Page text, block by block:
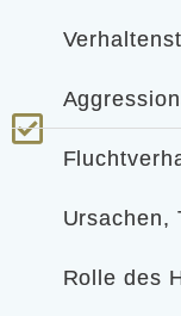
Ursachen,
Rolle des